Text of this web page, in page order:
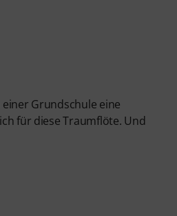
Grundschule eine
für diese Traumflöte. Und